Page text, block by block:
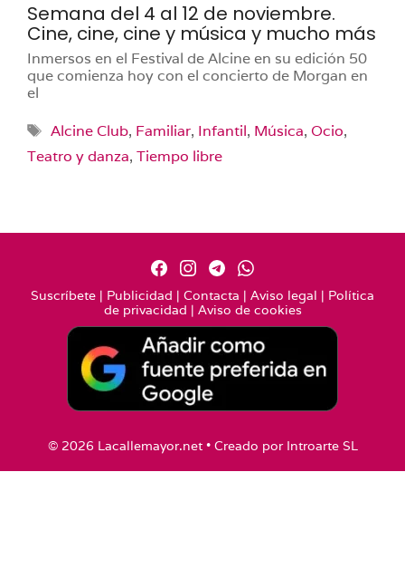
Semana del 4 al 12 de noviembre.
Cine, cine, cine y música y mucho más
Inmersos en el Festival de Alcine en su edición 50
que comienza hoy con el concierto de Morgan en
el
Etiquetas
Alcine Club, Familiar, Infantil, Música, Ocio,
Teatro y danza, Tiempo libre
Suscríbete | Publicidad | Contacta | Aviso legal | Política
de privacidad | Aviso de cookies
© 2026 Lacallemayor.net • Creado por Introarte SL